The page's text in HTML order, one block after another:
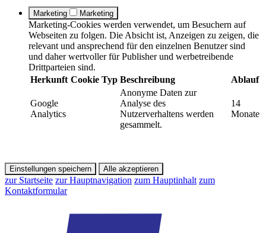
Marketing Marketing
Marketing-Cookies werden verwendet, um Besuchern auf
Webseiten zu folgen. Die Absicht ist, Anzeigen zu zeigen, die
relevant und ansprechend für den einzelnen Benutzer sind
und daher wertvoller für Publisher und werbetreibende
Drittparteien sind.
Herkunft Cookie Typ Beschreibung Ablauf
Google
Analytics
Anonyme Daten zur
Analyse des
Nutzerverhaltens werden
gesammelt.
14
Monate
Einstellungen speichern Alle akzeptieren
zur Startseite zur Hauptnavigation zum Hauptinhalt zum
Kontaktformular